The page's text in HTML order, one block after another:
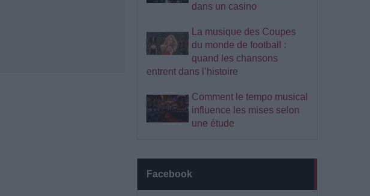
dans un casino
La musique des Coupes
du monde de football :
quand les chansons
entrent dans l’histoire
Comment le tempo musical
influence les mises selon
une étude
Facebook